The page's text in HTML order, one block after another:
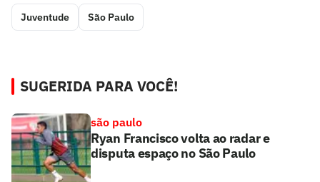
Juventude São Paulo
SUGERIDA PARA VOCÊ!
são paulo
Ryan Francisco volta ao radar e
disputa espaço no São Paulo